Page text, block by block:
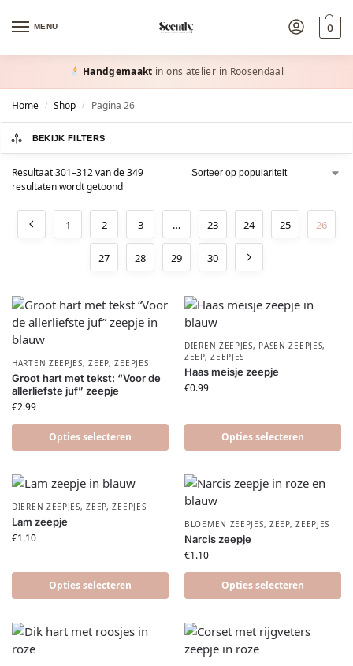
MENU 0
Handgemaakt in ons atelier in Roosendaal
Home / Shop / Pagina 26
BEKIJK FILTERS
Resultaat 301–312 van de 349
resultaten wordt getoond
1 2 3 … 23 24 25 26
27 28 29 30
HARTEN ZEEPJES,ZEEP,ZEEPJES
Groot hart met tekst: “Voor de
allerliefste juf” zeepje
€2.99
Opties selecteren
DIEREN ZEEPJES, PASEN ZEEPJES,
ZEEP,ZEEPJES
Haas meisje zeepje
€0.99
Opties selecteren
DIEREN ZEEPJES,ZEEP,ZEEPJES
Lam zeepje
€1.10
Opties selecteren
BLOEMEN ZEEPJES, ZEEP,ZEEPJES
Narcis zeepje
€1.10
Opties selecteren